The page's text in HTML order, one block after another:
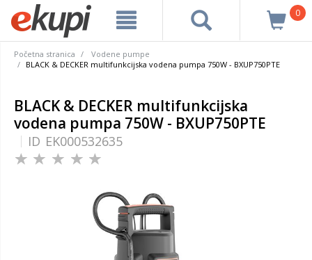
0
Početna stranica
Vodene pumpe
BLACK & DECKER multifunkcijska vodena pumpa 750W - BXUP750PTE
BLACK & DECKER multifunkcijska
vodena pumpa 750W - BXUP750PTE
ID EK000532635